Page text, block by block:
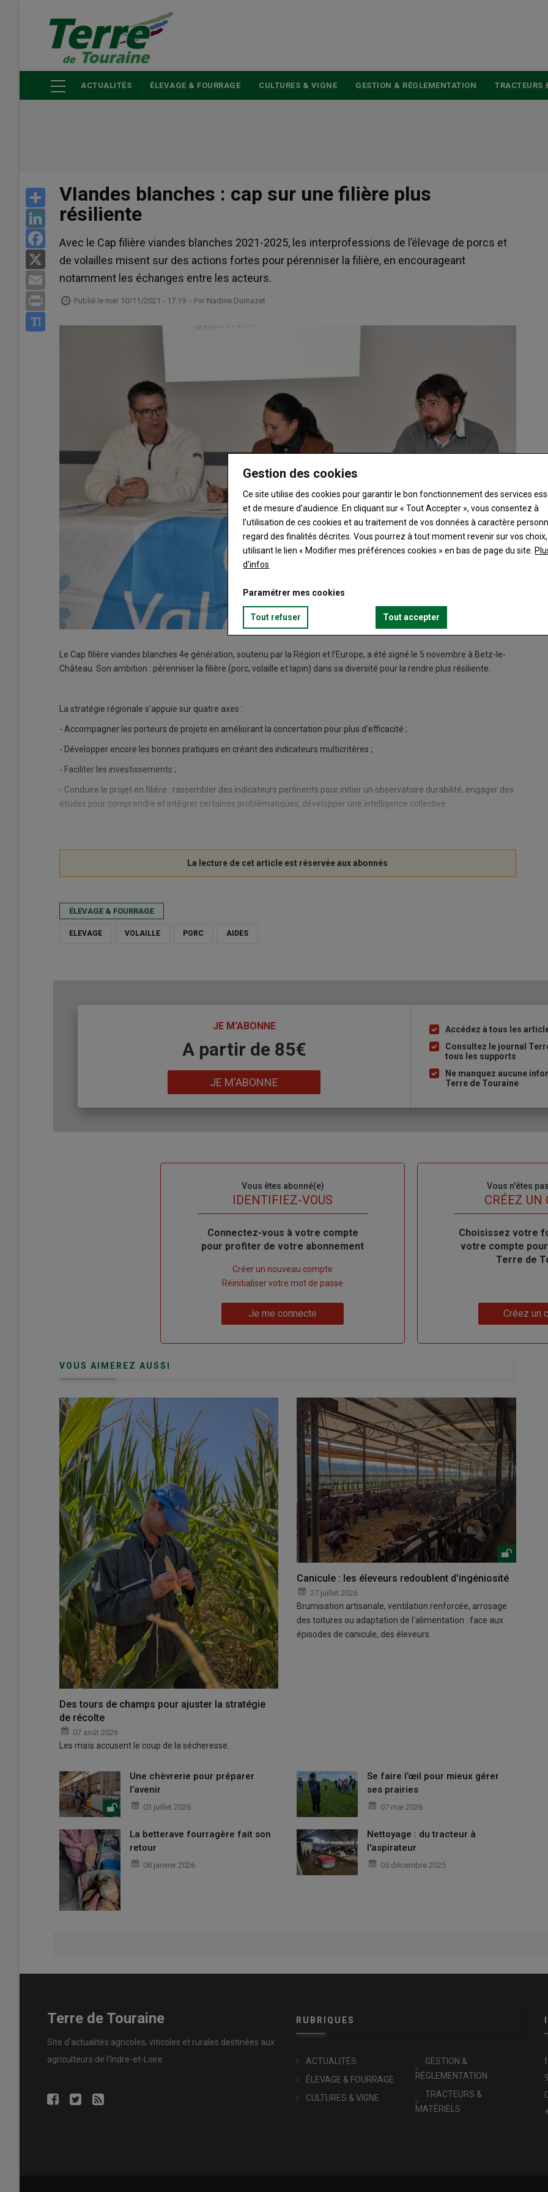
principal
ACTUALITÉS ÉLEVAGE & FOURRAGE CULTURES & VIGNE GESTION & RÉGLEMENTATION TRACTEURS
Share
LinkedIn
Facebook
Email
Print
VIandes blanches : cap sur une filière plus
résiliente
Avec le Cap filière viandes blanches 2021-2025, les interprofessions de l’élevage de porcs et
de volailles misent sur des actions fortes pour pérenniser la filière, en encourageant
notamment les échanges entre les acteurs.
Publié le mer 10/11/2021 - 17:19 - Par Nadine Dumazet
Le Cap filière viandes blanches 4e génération, soutenu par la Région et l’Europe, a été signé le 5 novembre à Betz-le-
Château. Son ambition : pérenniser la filière (porc, volaille et lapin) dans sa diversité pour la rendre plus résiliente.
La stratégie régionale s’appuie sur quatre axes :
- Accompagner les porteurs de projets en améliorant la concertation pour plus d’efficacité ;
- Développer encore les bonnes pratiques en créant des indicateurs multicritères ;
- Faciliter les investissements ;
- Conduire le projet en filière : rassembler des indicateurs pertinents pour initier un observatoire durabilité, engager des
études pour comprendre et intégrer certaines problématiques, développer une intelligence collective.
ÉLEVAGE & FOURRAGE
ELEVAGE VOLAILLE PORC AIDES
JE M'ABONNE
A partir de 85€
JE M'ABONNE
Liste
à
puce
Accédez à tous les
Consultez le journal
tous les supports
Ne manquez aucune
Terre de Touraine
Vous êtes abonné(e)
IDENTIFIEZ-VOUS
Body
Connectez-vous à votre compte
pour profiter de votre abonnement
compte"
Créer un nouveau compte
Réinitialiser votre mot de passe
Je me connecte
Vous n'êtes
TITRECRÉEZ UN
Body
Choisissez votre
votre compte
Terre de
Créez un
VOUS AIMEREZ AUSSI
Des tours de champs pour ajuster la stratégie
de récolte
07 août 2026
Les maïs accusent le coup de la sécheresse.
Canicule : les éleveurs redoublent d'ingéniosité
27 juillet 2026
Brumisation artisanale, ventilation renforcée, arrosage
des toitures ou adaptation de l'alimentation : face aux
épisodes de canicule, des éleveurs
Une chèvrerie pour préparer
l’avenir
03 juillet 2026
Se faire l’œil pour mieux gérer
ses prairies
07 mai 2026
La betterave fourragère fait son
retour
08 janvier 2026
Nettoyage : du tracteur à
l'aspirateur
05 décembre 2025
Terre de Touraine
Site d'actualités agricoles, viticoles et rurales destinées aux
agriculteurs de l'Indre-et-Loire.
RUBRIQUES
ACTUALITÉS
ÉLEVAGE & FOURRAGE
CULTURES & VIGNE
GESTION &
RÉGLEMENTATION
TRACTEURS &
MATÉRIELS
Gestion des cookies
Ce site utilise des cookies pour garantir le bon fonctionnement des services
et de mesure d’audience. En cliquant sur « Tout Accepter », vous consentez à
l’utilisation de ces cookies et au traitement de vos données à caractère
regard des finalités décrites. Vous pourrez à tout moment revenir sur vos
utilisant le lien « Modifier mes préférences cookies » en bas de page du site.
d'infos
Paramétrer mes cookies
Tout refuser Tout accepter